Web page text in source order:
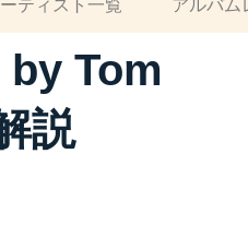
ティスト一覧 アルバム
Tom
説